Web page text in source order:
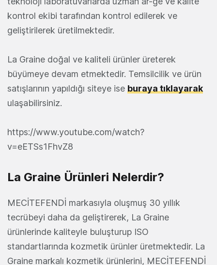
kontrol ekibi tarafından kontrol edilerek ve
geliştirilerek üretilmektedir.
La Graine doğal ve kaliteli ürünler üreterek
büyümeye devam etmektedir. Temsilcilik ve ürün
satışlarının yapıldığı siteye ise buraya tıklayarak
ulaşabilirsiniz.
https://www.youtube.com/watch?
v=eETSs1FhvZ8
La Graine Ürünleri Nelerdir?
MECİTEFENDİ markasıyla oluşmuş 30 yıllık
tecrübeyi daha da geliştirerek, La Graine
ürünlerinde kaliteyle buluşturup ISO
standartlarında kozmetik ürünler üretmektedir. La
Graine markalı kozmetik ürünlerini, MECİTEFENDİ